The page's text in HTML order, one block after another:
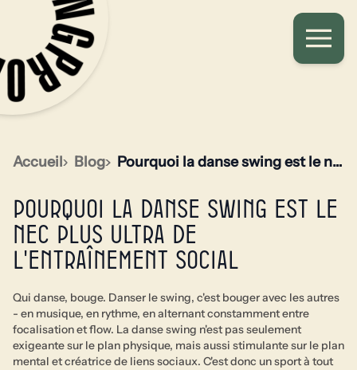
Accueil Blog Pourquoi la danse swing est le nec plus ultra de l'entraînement social
Pourquoi la danse swing est le
nec plus ultra de
l'entraînement social
Qui danse, bouge. Danser le swing, c'est bouger avec les autres
- en musique, en rythme, en alternant constamment entre
focalisation et flow. La danse swing n'est pas seulement
exigeante sur le plan physique, mais aussi stimulante sur le plan
mental et créatrice de liens sociaux. C'est donc un sport à tout